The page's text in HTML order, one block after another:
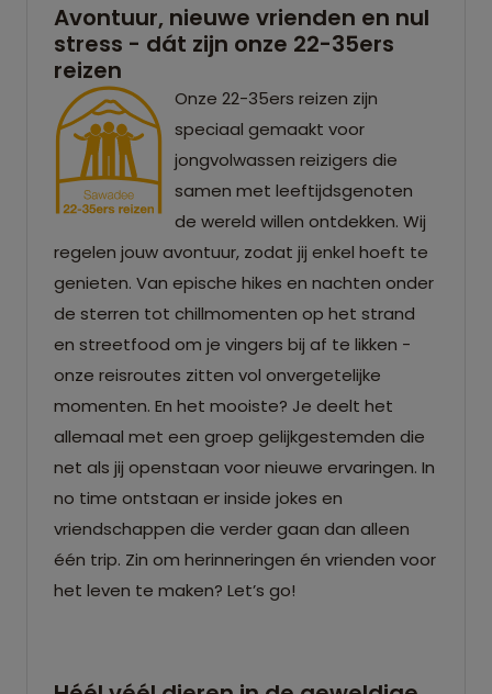
Avontuur, nieuwe vrienden en nul
stress - dát zijn onze 22-35ers
reizen
Onze 22-35ers reizen zijn
speciaal gemaakt voor
jongvolwassen reizigers die
samen met leeftijdsgenoten
de wereld willen ontdekken. Wij
regelen jouw avontuur, zodat jij enkel hoeft te
genieten. Van epische hikes en nachten onder
de sterren tot chillmomenten op het strand
en streetfood om je vingers bij af te likken -
onze reisroutes zitten vol onvergetelijke
momenten. En het mooiste? Je deelt het
allemaal met een groep gelijkgestemden die
net als jij openstaan voor nieuwe ervaringen. In
no time ontstaan er inside jokes en
vriendschappen die verder gaan dan alleen
één trip. Zin om herinneringen én vrienden voor
het leven te maken? Let’s go!